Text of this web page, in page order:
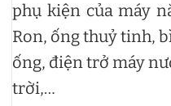
phụ kiện của máy
Ron, ống thuỷ tinh,
ống, điện trở máy
trời,…